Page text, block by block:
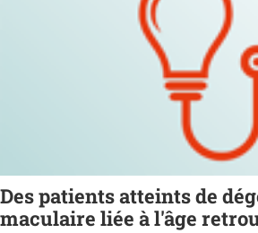
Des patients atteints de
maculaire liée à l'âge